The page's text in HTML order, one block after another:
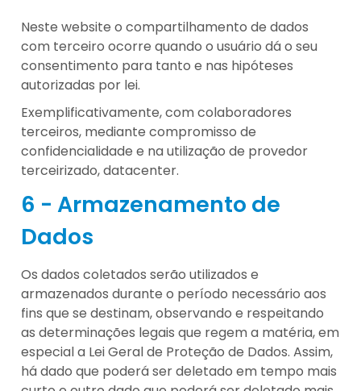
Neste website o compartilhamento de dados
com terceiro ocorre quando o usuário dá o seu
consentimento para tanto e nas hipóteses
autorizadas por lei.
Exemplificativamente, com colaboradores
terceiros, mediante compromisso de
confidencialidade e na utilização de provedor
terceirizado, datacenter.
6 - Armazenamento de
Dados
Os dados coletados serão utilizados e
armazenados durante o período necessário aos
fins que se destinam, observando e respeitando
as determinações legais que regem a matéria, em
especial a Lei Geral de Proteção de Dados. Assim,
há dado que poderá ser deletado em tempo mais